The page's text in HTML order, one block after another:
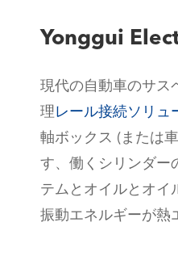
Yonggui
現代の自動車のサス
理レール接続ソリュ
軸ボックス (または
す、働くシリンダー
テムとオイルとオイ
振動エネルギーが熱